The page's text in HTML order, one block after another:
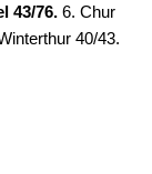
43/76.6. Chur
40/43.